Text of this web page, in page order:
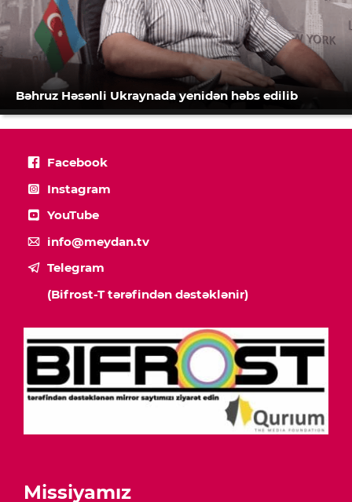
Bəhruz Həsənli Ukraynada yenidən həbs edilib
Facebook
Instagram
YouTube
info@meydan.tv
Telegram
(Bifrost-T tərəfindən dəstəklənir)
Missiyamız